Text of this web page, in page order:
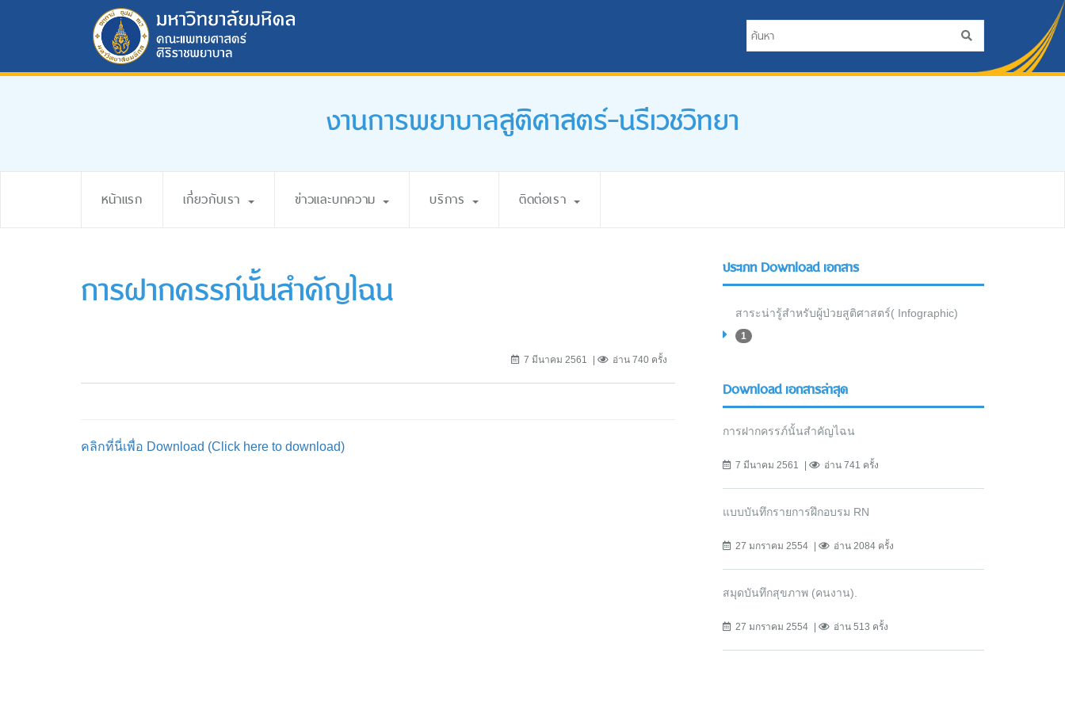
งานการพยาบาลสูติศาสตร์-นรีเวชวิทยา
หน้าแรก เกี่ยวกับเรา ข่าวและบทความ บริการ ติดต่อเรา
การฝากครรภ์นั้นสำคัญไฉน
7 มีนาคม 2561 อ่าน 740 ครั้ง
คลิกที่นี่เพื่อ Download (Click here to download)
ประเภท Download เอกสาร
สาระน่ารู้สำหรับผู้ป่วยสูติศาสตร์( Infographic)
1
Download เอกสารล่าสุด
การฝากครรภ์นั้นสำคัญไฉน
7 มีนาคม 2561 อ่าน 741 ครั้ง
แบบบันทึกรายการฝึกอบรม RN
27 มกราคม 2554 อ่าน 2084 ครั้ง
สมุดบันทึกสุขภาพ (คนงาน).
27 มกราคม 2554 อ่าน 513 ครั้ง